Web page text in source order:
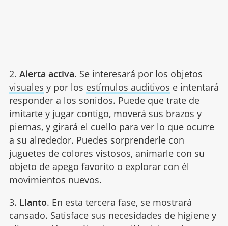
2. Alerta activa. Se interesará por los objetos
visuales y por los estímulos auditivos e intentará
responder a los sonidos. Puede que trate de
imitarte y jugar contigo, moverá sus brazos y
piernas, y girará el cuello para ver lo que ocurre
a su alrededor. Puedes sorprenderle con
juguetes de colores vistosos, animarle con su
objeto de apego favorito o explorar con él
movimientos nuevos.
3. Llanto. En esta tercera fase, se mostrará
cansado. Satisface sus necesidades de higiene y